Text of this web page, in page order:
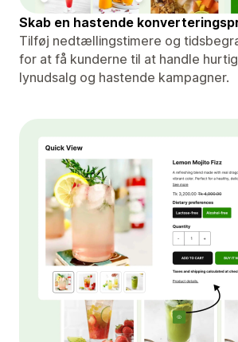
Skab en hastende
Tilføj nedtællingstimere og
for at få kunderne til at handle
lynudsalg og hastende kampagner.